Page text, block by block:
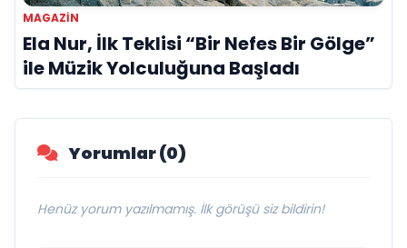
MAGAZIN
Ela Nur, İlk Teklisi “Bir Nefes Bir Gölge”
ile Müzik Yolculuğuna Başladı
Yorumlar (0)
Henüz yorum yazılmamış. İlk görüşü siz bildirin!